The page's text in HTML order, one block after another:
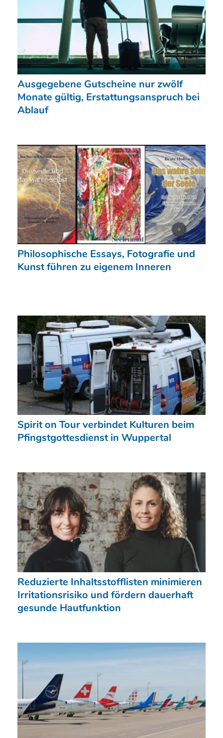
Ausgegebene Gutscheine nur zwölf
Monate gültig, Erstattungsanspruch bei
Ablauf
Philosophische Essays, Fotografie und
Kunst führen zu eigenem Inneren
Spirit on Tour verbindet Kulturen beim
Pfingstgottesdienst in Wuppertal
Reduzierte Inhaltsstofflisten minimieren
Irritationsrisiko und fördern dauerhaft
gesunde Hautfunktion